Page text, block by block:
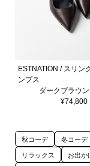
ESTNATION / スリン
ンプス
ダークブラウ
¥74,800
秋コーデ 冬コーデ
リラックス お出か